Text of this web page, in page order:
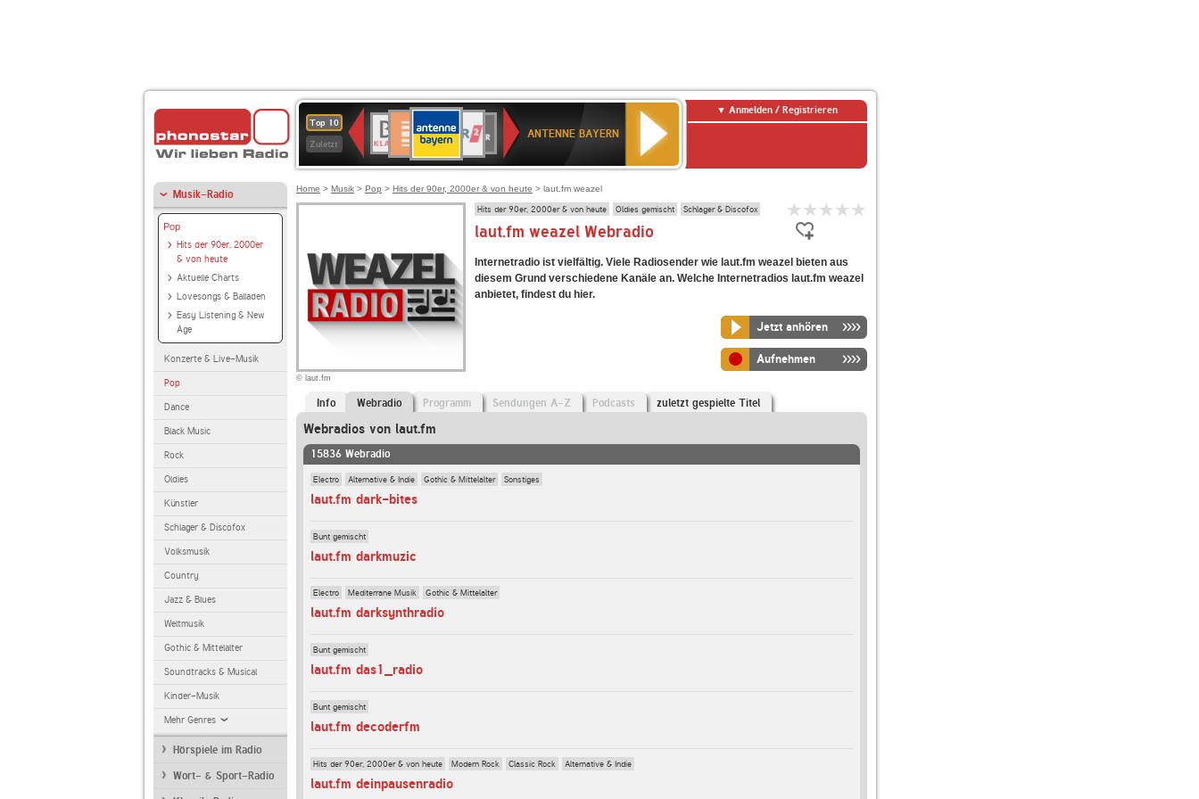
Top 10
Zuletzt
Deutschlandfunk
80er
90er
OLDIE
ANTENNE
SWR3
WDR
4
BR-
KLASSIK
Deutschlandfunk
KulturBAYERN
2
SWR
Kultur
NDR
2
ANTENNE BAYERN
Anmelden / Registrieren
Musik-Radio
Pop
Hits der 90er, 2000er
& von heute
Aktuelle Charts
Lovesongs & Balladen
Easy Listening & New
Age
Konzerte & Live-Musik
Pop
Dance
Black Music
Rock
Oldies
Künstler
Schlager & Discofox
Volksmusik
Country
Jazz & Blues
Weltmusik
Gothic & Mittelalter
Soundtracks & Musical
Kinder-Musik
Mehr Genres
Hörspiele im Radio
Wort- & Sport-Radio
Home > Musik > Pop > Hits der 90er, 2000er & von heute > laut.fm weazel
© laut.fm
Hits der 90er, 2000er & von heute Oldies gemischt Schlager & Discofox
laut.fm weazel Webradio
Internetradio ist vielfältig. Viele Radiosender wie laut.fm weazel bieten aus
diesem Grund verschiedene Kanäle an. Welche Internetradios laut.fm weazel
anbietet, findest du hier.
Jetzt anhören
Aufnehmen
Info Webradio Programm Sendungen A-Z Podcasts zuletzt gespielte Titel
Webradios von laut.fm
15836 Webradio
Electro Alternative & Indie Gothic & Mittelalter Sonstiges
laut.fm dark-bites
Bunt gemischt
laut.fm darkmuzic
Electro Mediterrane Musik Gothic & Mittelalter
laut.fm darksynthradio
Bunt gemischt
laut.fm das1_radio
Bunt gemischt
laut.fm decoderfm
Hits der 90er, 2000er & von heute Modern Rock Classic Rock Alternative & Indie
laut.fm deinpausenradio